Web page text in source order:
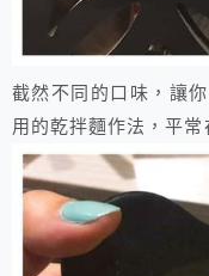
截然不同的口味，讓
用的乾拌麵作法，平